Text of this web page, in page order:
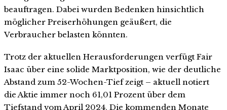
beauftragen. Dabei wurden Bedenken hinsichtlich
möglicher Preiserhöhungen geäußert, die
Verbraucher belasten könnten.
Trotz der aktuellen Herausforderungen verfügt Fair
Isaac über eine solide Marktposition, wie der deutliche
Abstand zum 52-Wochen-Tief zeigt – aktuell notiert
die Aktie immer noch 61,01 Prozent über dem
Tiefstand vom April 2024. Die kommenden Monate